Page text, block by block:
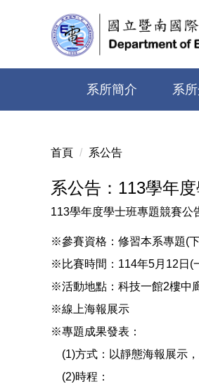
區
系所簡介 系
首頁 系公告
系公告：113學年
113學年度學士班專題競賽公
※參賽資格：修習本系專題(
※比賽時間：114年5月12日(
※活動地點：科技一館2樓中
※線上海報展示
※專題成果發表：
(1)方式：以靜態海報展示，
(2)時程：